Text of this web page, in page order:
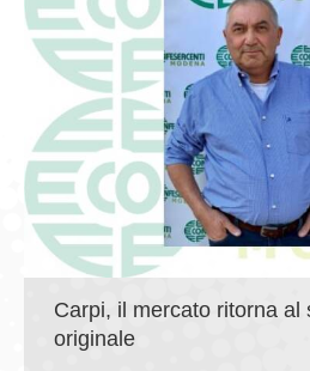
Carpi, il mercato ritorna al
originale